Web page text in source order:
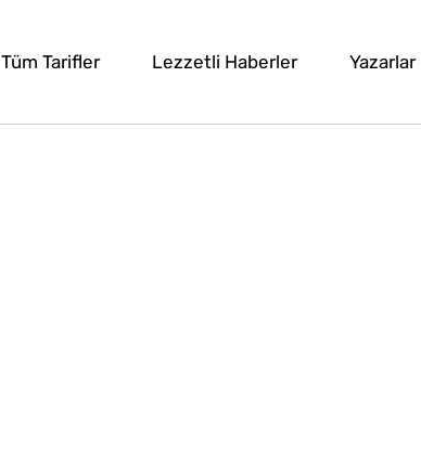
Tüm Tarifler Lezzetli Haberler Yazarlar